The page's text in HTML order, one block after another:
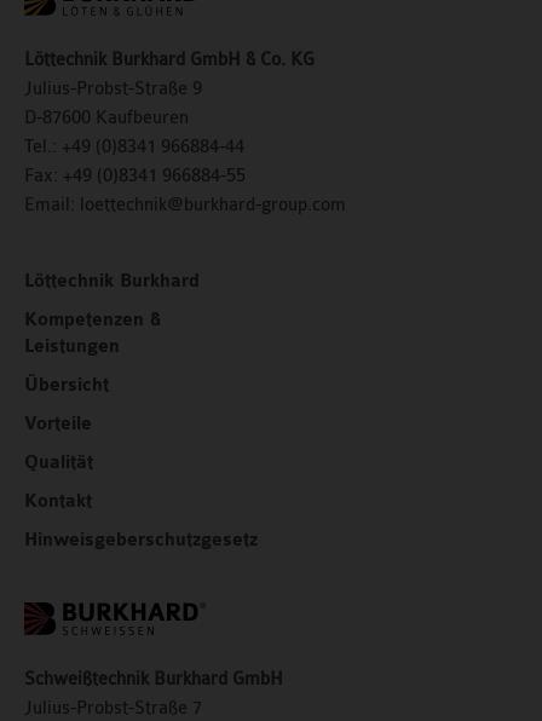
Löttechnik Burkhard GmbH & Co. KG
Julius-Probst-Straße 9
D-87600 Kaufbeuren
Tel.: +49 (0)8341 966884-44
Fax: +49 (0)8341 966884-55
Email: loettechnik@burkhard-group.com
Löttechnik Burkhard
Kompetenzen &
Leistungen
Übersicht
Vorteile
Qualität
Kontakt
Hinweisgeberschutzgesetz
Schweißtechnik Burkhard GmbH
Julius-Probst-Straße 7